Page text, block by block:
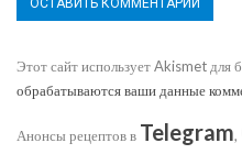
Этот сайт использует Akismet для
обрабатываются ваши данные
Анонсы рецептов в Telegram,